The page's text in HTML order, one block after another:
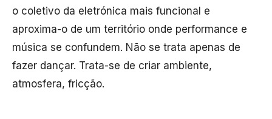
o coletivo da eletrónica mais funcional e
aproxima-o de um território onde performance e
música se confundem. Não se trata apenas de
fazer dançar. Trata-se de criar ambiente,
atmosfera, fricção.